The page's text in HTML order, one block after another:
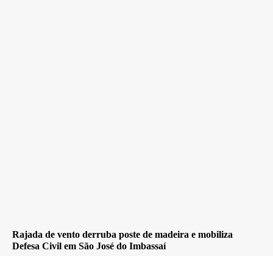
Rajada de vento derruba poste de madeira e mobiliza
Defesa Civil em São José do Imbassaí